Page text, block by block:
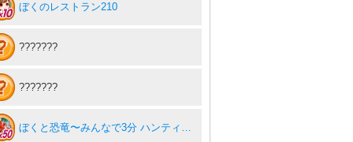
ぼくのレストラン210
???????
???????
ぼくと恐竜〜みんなで3分 ハンティング放置〜50